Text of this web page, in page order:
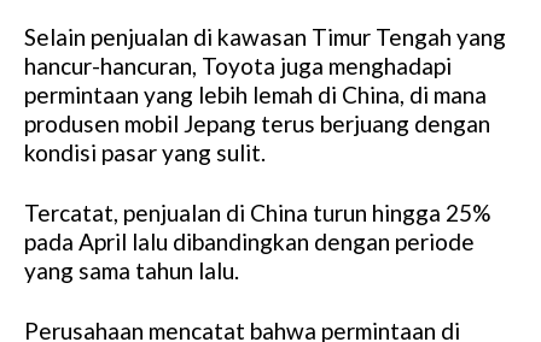
Selain penjualan di kawasan Timur Tengah yang
hancur-hancuran, Toyota juga menghadapi
permintaan yang lebih lemah di China, di mana
produsen mobil Jepang terus berjuang dengan
kondisi pasar yang sulit.
Tercatat, penjualan di China turun hingga 25%
pada April lalu dibandingkan dengan periode
yang sama tahun lalu.
Perusahaan mencatat bahwa permintaan di